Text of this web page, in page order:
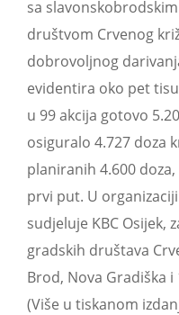
sa
društvom Crvenog
dobrovoljnog
evidentira oko pet
u 99 akcija gotovo
osiguralo 4.727 doza
planiranih 4.600
prvi put. U
sudjeluje KBC Osijek,
gradskih društava
Brod, Nova Gradiška i
(Više u tiskanom